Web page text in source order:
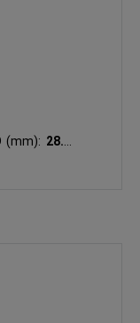
(mm): 28.1